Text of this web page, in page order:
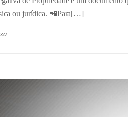
ou jurídica. 📲Para[…]